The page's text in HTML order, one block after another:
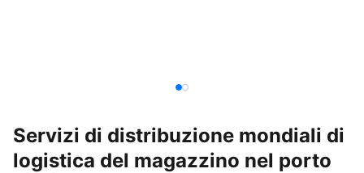
Servizi di distribuzione mondiali di
logistica del magazzino nel porto